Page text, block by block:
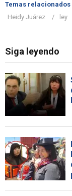
Temas relacionados
Heidy Juárez
ley
Siga leyendo